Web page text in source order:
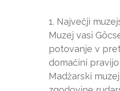
1. Največji
Muzej vasi
potovanje v
domačini
Madžarski